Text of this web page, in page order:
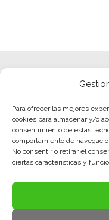
Para ofrecer las mejores
cookies para almacenar y/o
consentimiento de estas
comportamiento de
No consentir o retirar el
ciertas características y